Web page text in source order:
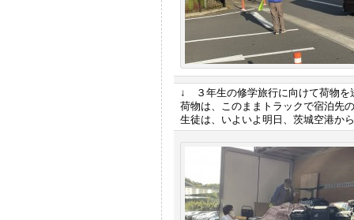
↓ ３年生の修学旅行に向けて荷物を
荷物は、このままトラックで宿泊先
生徒は、いよいよ明日、茨城空港か